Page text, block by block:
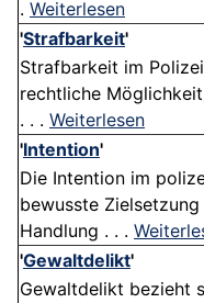
. Weiterlesen
'Strafbarkeit'
Strafbarkeit im
rechtliche
. . . Weiterlesen
'Intention'
Die Intention im
bewusste
Handlung . . .
'Gewaltdelikt'
Gewaltdelikt bezieht